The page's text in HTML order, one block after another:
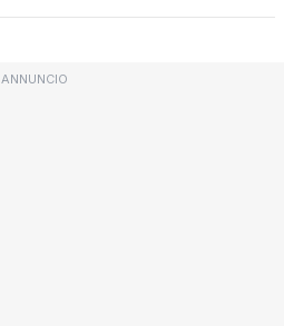
ANNUNCIO